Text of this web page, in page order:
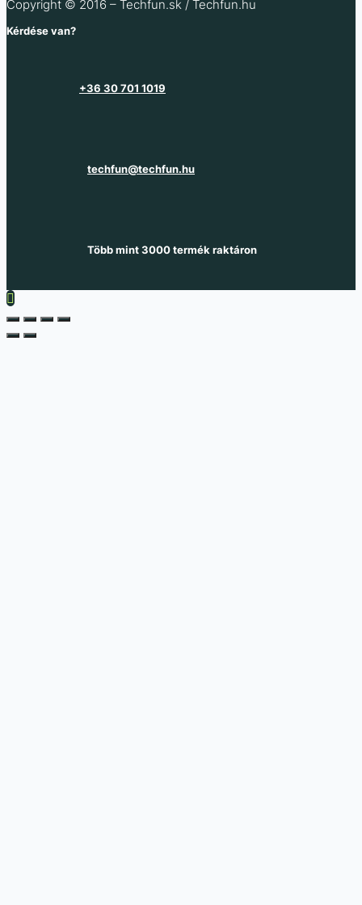
Copyright © 2016 – Techfun.sk / Techfun.hu
Kérdése van?
+36 30 701 1019
techfun@techfun.hu
Több mint 3000 termék raktáron